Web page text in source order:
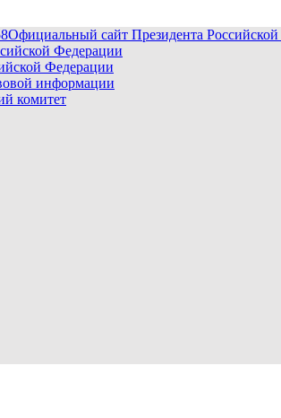
Официальный сайт Президента
Федерации
Федерации
информации
комитет